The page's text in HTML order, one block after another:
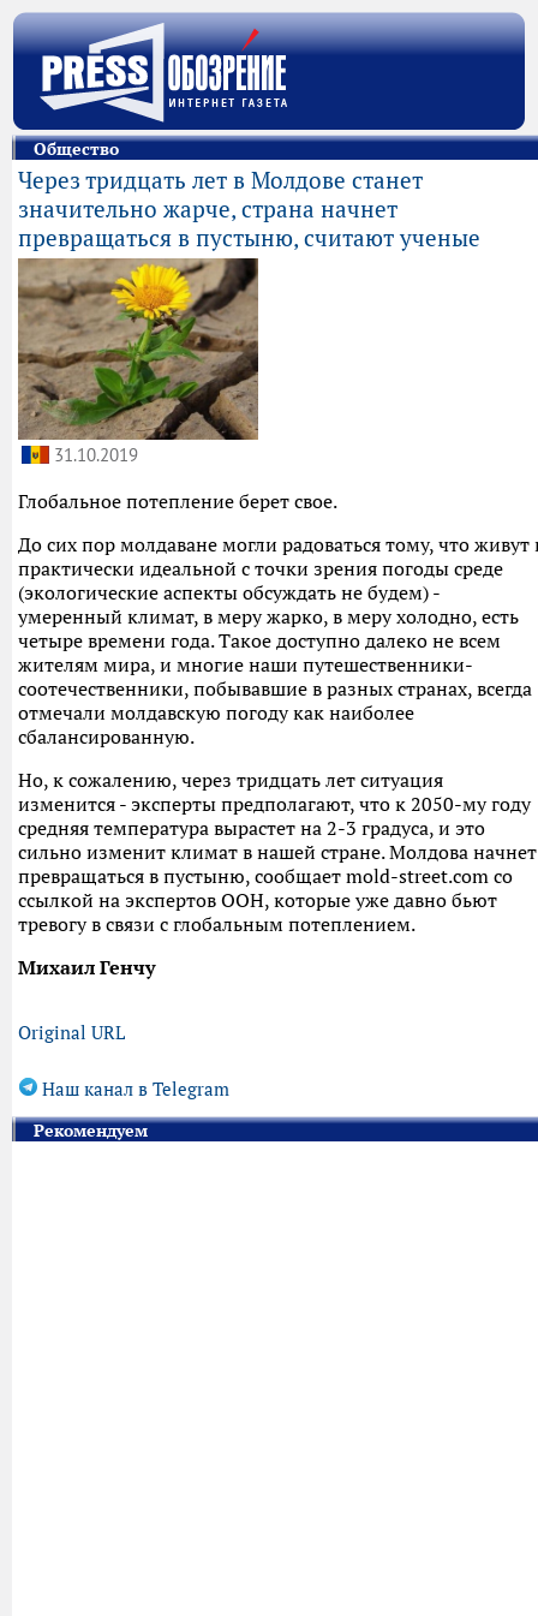
Общество
Через тридцать лет в Молдове станет
значительно жарче, страна начнет
превращаться в пустыню, считают ученые
31.10.2019
Глобальное потепление берет свое.
До сих пор молдаване могли радоваться тому, что живут
практически идеальной с точки зрения погоды среде
(экологические аспекты обсуждать не будем) -
умеренный климат, в меру жарко, в меру холодно, есть
четыре времени года. Такое доступно далеко не всем
жителям мира, и многие наши путешественники-
соотечественники, побывавшие в разных странах, всегда
отмечали молдавскую погоду как наиболее
сбалансированную.
Но, к сожалению, через тридцать лет ситуация
изменится - эксперты предполагают, что к 2050-му году
средняя температура вырастет на 2-3 градуса, и это
сильно изменит климат в нашей стране. Молдова начнет
превращаться в пустыню, сообщает mold-street.com со
ссылкой на экспертов ООН, которые уже давно бьют
тревогу в связи с глобальным потеплением.
Михаил Генчу
Original URL
Наш канал в Telegram
Рекомендуем